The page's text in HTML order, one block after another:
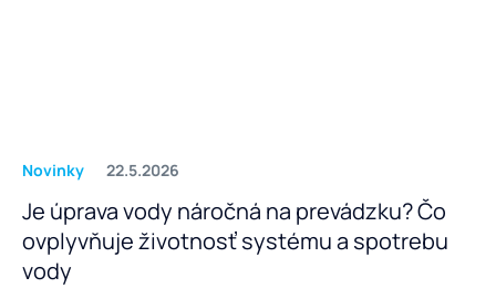
Novinky 22.5.2026
Je úprava vody náročná na prevádzku? Čo
ovplyvňuje životnosť systému a spotrebu
vody